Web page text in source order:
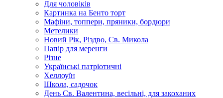
Для чоловіків
Картинка на Бенто торт
Мафіни, топпери, пряники, бордюри
Метелики
Новий Рік, Різдво, Св. Микола
Папір для меренги
Різне
Українські патріотичні
Хеллоуїн
Школа, садочок
День Св. Валентина, весільні, для закоханих